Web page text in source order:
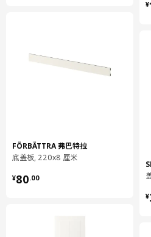
包装数量
高度
22
FÖRBÄTTRA 弗巴特拉
底盖板, 220x8 厘米
¥80.00
¥ 80.00
¥
¥